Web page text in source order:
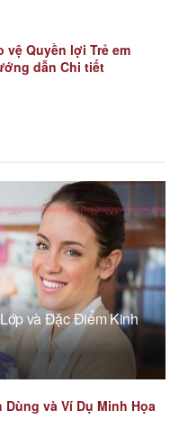
Quyền lợi Trẻ em
dẫn Chi tiết
và Đặc Điểm Kinh
Dùng và Ví Dụ Minh Họa